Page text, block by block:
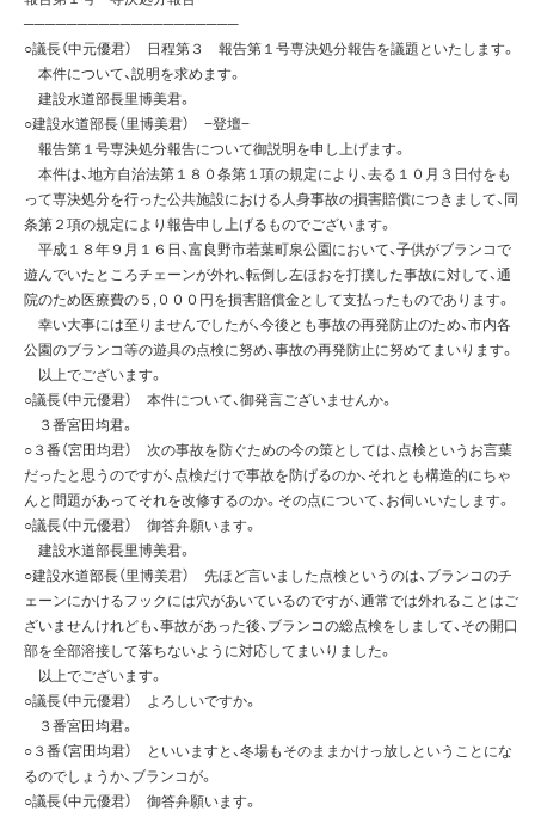
────────────────────
○議長（中元優君） 日程第３ 報告第１号専決処分報告を議題といたします。
本件について、説明を求めます。
建設水道部長里博美君。
○建設水道部長（里博美君） −登壇−
報告第１号専決処分報告について御説明を申し上げます。
本件は、地方自治法第１８０条第１項の規定により、去る１０月３日付をも
って専決処分を行った公共施設における人身事故の損害賠償につきまして、同
条第２項の規定により報告申し上げるものでございます。
平成１８年９月１６日、富良野市若葉町泉公園において、子供がブランコで
遊んでいたところチェーンが外れ、転倒し左ほおを打撲した事故に対して、通
院のため医療費の５,０００円を損害賠償金として支払ったものであります。
幸い大事には至りませんでしたが、今後とも事故の再発防止のため、市内各
公園のブランコ等の遊具の点検に努め、事故の再発防止に努めてまいります。
以上でございます。
○議長（中元優君） 本件について、御発言ございませんか。
３番宮田均君。
○３番（宮田均君） 次の事故を防ぐための今の策としては、点検というお言葉
だったと思うのですが、点検だけで事故を防げるのか、それとも構造的にちゃ
んと問題があってそれを改修するのか。その点について、お伺いいたします。
○議長（中元優君） 御答弁願います。
建設水道部長里博美君。
○建設水道部長（里博美君） 先ほど言いました点検というのは、ブランコのチ
ェーンにかけるフックには穴があいているのですが、通常では外れることはご
ざいませんけれども、事故があった後、ブランコの総点検をしまして、その開口
部を全部溶接して落ちないように対応してまいりました。
以上でございます。
○議長（中元優君） よろしいですか。
３番宮田均君。
○３番（宮田均君） といいますと、冬場もそのままかけっ放しということにな
るのでしょうか、ブランコが。
○議長（中元優君） 御答弁願います。